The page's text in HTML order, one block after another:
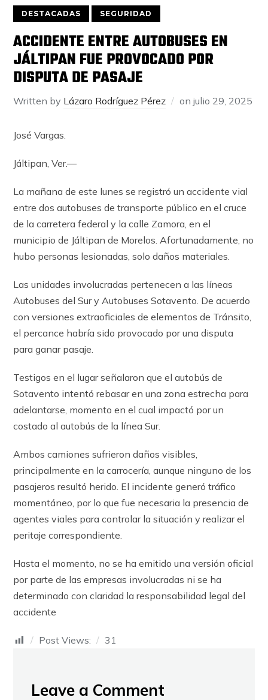
DESTACADAS SEGURIDAD
ACCIDENTE ENTRE AUTOBUSES EN
JÁLTIPAN FUE PROVOCADO POR
DISPUTA DE PASAJE
Written by Lázaro Rodríguez Pérez onjulio 29, 2025
José Vargas.
Jáltipan, Ver.—
La mañana de este lunes se registró un accidente vial
entre dos autobuses de transporte público en el cruce
de la carretera federal y la calle Zamora, en el
municipio de Jáltipan de Morelos. Afortunadamente, no
hubo personas lesionadas, solo daños materiales.
Las unidades involucradas pertenecen a las líneas
Autobuses del Sur y Autobuses Sotavento. De acuerdo
con versiones extraoficiales de elementos de Tránsito,
el percance habría sido provocado por una disputa
para ganar pasaje.
Testigos en el lugar señalaron que el autobús de
Sotavento intentó rebasar en una zona estrecha para
adelantarse, momento en el cual impactó por un
costado al autobús de la línea Sur.
Ambos camiones sufrieron daños visibles,
principalmente en la carrocería, aunque ninguno de los
pasajeros resultó herido. El incidente generó tráfico
momentáneo, por lo que fue necesaria la presencia de
agentes viales para controlar la situación y realizar el
peritaje correspondiente.
Hasta el momento, no se ha emitido una versión oficial
por parte de las empresas involucradas ni se ha
determinado con claridad la responsabilidad legal del
accidente
Post Views: 31
Leave a Comment